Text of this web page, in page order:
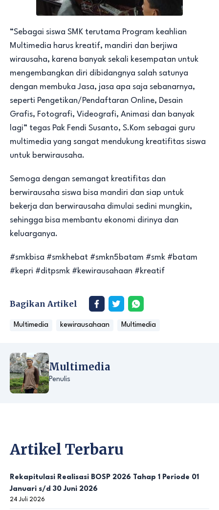
“Sebagai siswa SMK terutama Program keahlian
Multimedia harus kreatif, mandiri dan berjiwa
wirausaha, karena banyak sekali kesempatan untuk
mengembangkan diri dibidangnya salah satunya
dengan membuka Jasa, jasa apa saja sebanarnya,
seperti Pengetikan/Pendaftaran Online, Desain
Grafis, Fotografi, Videografi, Animasi dan banyak
lagi” tegas Pak Fendi Susanto, S.Kom sebagai guru
multimedia yang sangat mendukung kreatifitas siswa
untuk berwirausaha.
Semoga dengan semangat kreatifitas dan
berwirausaha siswa bisa mandiri dan siap untuk
bekerja dan berwirausaha dimulai sedini mungkin,
sehingga bisa membantu ekonomi dirinya dan
keluarganya.
#smkbisa #smkhebat #smkn5batam #smk #batam
#kepri #ditpsmk #kewirausahaan #kreatif
Bagikan Artikel
Multimedia kewirausahaan Multimedia
Multimedia
Penulis
Artikel Terbaru
Rekapitulasi Realisasi BOSP 2026 Tahap 1 Periode 01
Januari s/d 30 Juni 2026
24 Juli 2026